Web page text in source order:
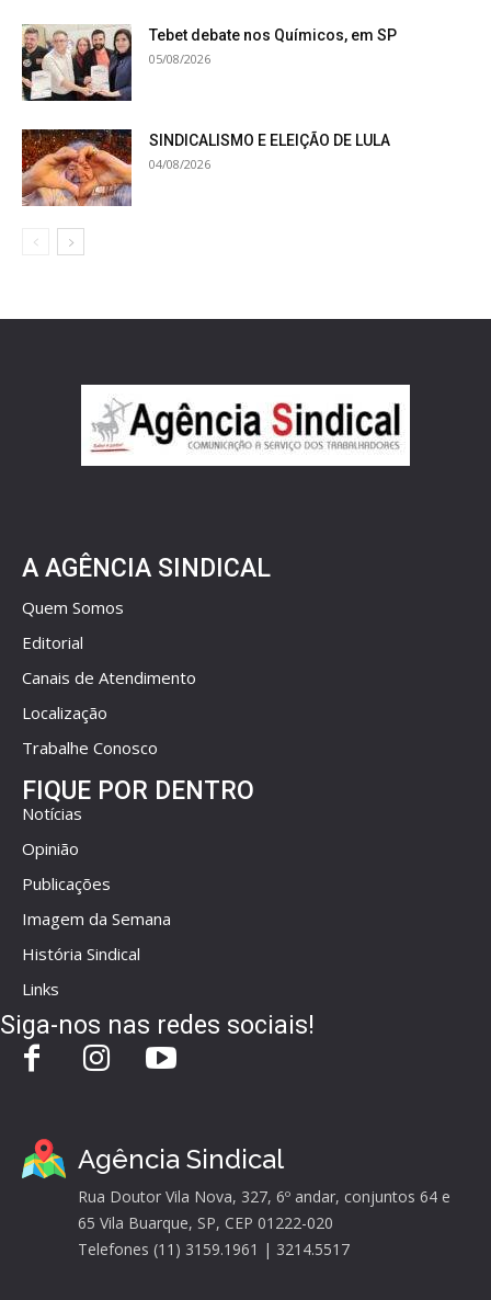
Tebet debate nos Químicos, em SP
05/08/2026
SINDICALISMO E ELEIÇÃO DE LULA
04/08/2026
A AGÊNCIA SINDICAL
Quem Somos
Editorial
Canais de Atendimento
Localização
Trabalhe Conosco
FIQUE POR DENTRO
Notícias
Opinião
Publicações
Imagem da Semana
História Sindical
Links
Siga-nos nas redes sociais!
Agência Sindical
Rua Doutor Vila Nova, 327, 6º andar, conjuntos 64 e
65 Vila Buarque, SP, CEP 01222-020
Telefones (11) 3159.1961 | 3214.5517